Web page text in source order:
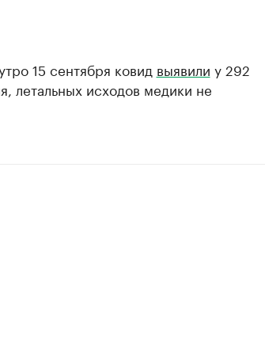
15 сентября ковид выявили у 292
летальных исходов медики не